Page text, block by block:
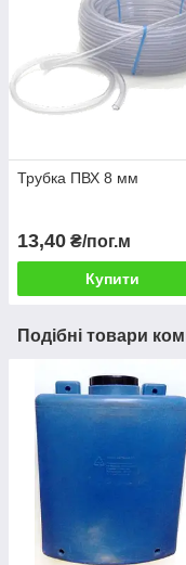
Трубка ПВХ 8 мм
13,40 ₴/пог.м
Купити
Подібні товари